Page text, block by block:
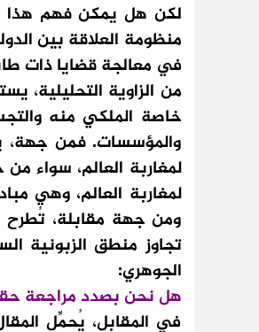
لكن هل يمكن فهم هذا
منظومة العلاقة بين
في معالجة قضايا ذات
من الزاوية التحليلية،
خاصة الملكي منه
والمؤسسات. فمن جهة،
لمغاربة العالم، سواء
لمغاربة العالم، وهي
ومن جهة مقابلة،
تجاوز منطق الزبونية
الجوهري:
هل نحن بصدد مراجعة
في المقابل، يُحمِّل